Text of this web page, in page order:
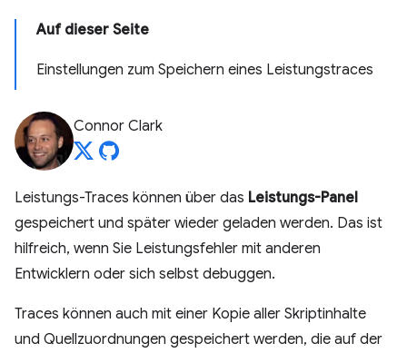
Auf dieser Seite
Einstellungen zum Speichern eines Leistungstraces
Connor Clark
Leistungs-Traces können über das Leistungs-Panel
gespeichert und später wieder geladen werden. Das ist
hilfreich, wenn Sie Leistungsfehler mit anderen
Entwicklern oder sich selbst debuggen.
Traces können auch mit einer Kopie aller Skriptinhalte
und Quellzuordnungen gespeichert werden, die auf der